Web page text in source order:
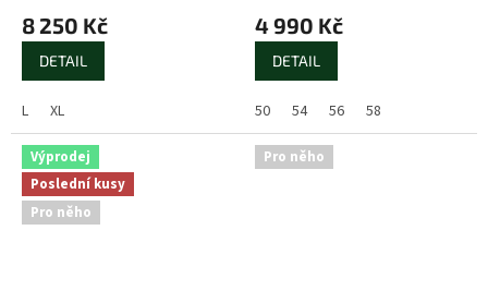
8 250 Kč
DETAIL
L XL
4 990 Kč
DETAIL
50 54 56 58
Výprodej
Poslední kusy
Pro něho
Pro něho